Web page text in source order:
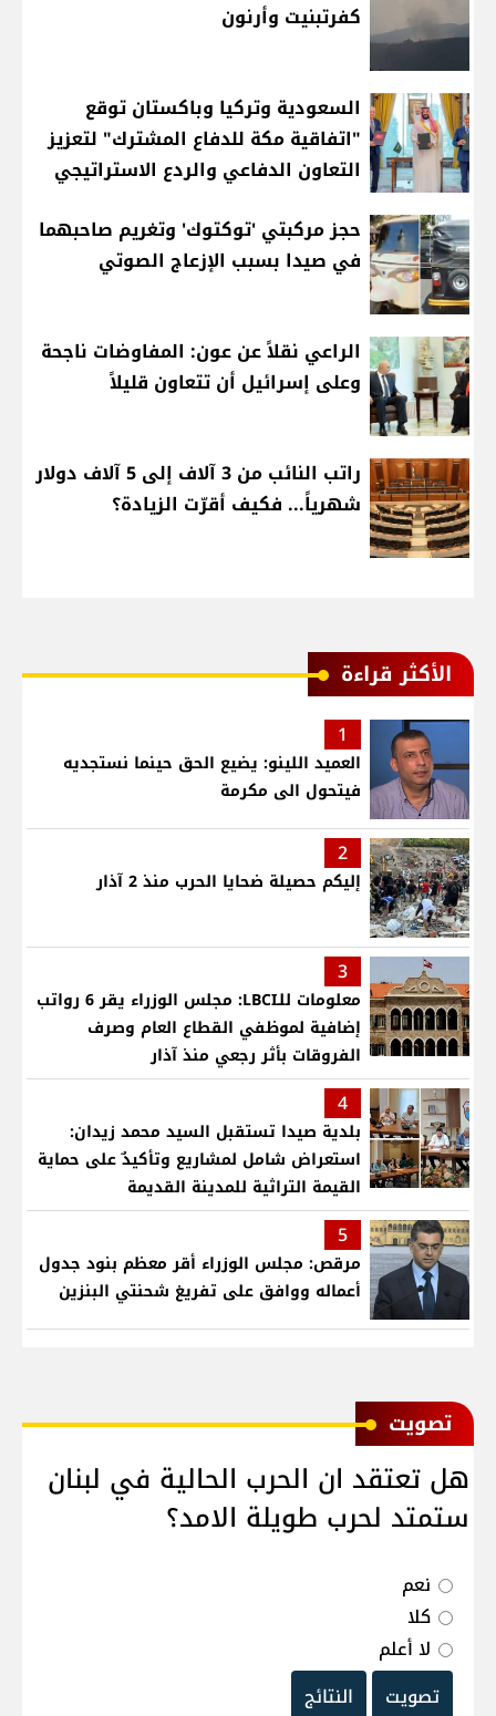
كفرتبنيت وأرنون
السعودية وتركيا وباكستان توقع
"اتفاقية مكة للدفاع المشترك" لتعزيز
التعاون الدفاعي والردع الاستراتيجي
حجز مركبتي 'توكتوك' وتغريم صاحبهما
في صيدا بسبب الإزعاج الصوتي
الراعي نقلاً عن عون: المفاوضات ناجحة
وعلى إسرائيل أن تتعاون قليلاً
راتب النائب من 3 آلاف إلى 5 آلاف دولار
شهرياً... فكيف أقرّت الزيادة؟
الأكثر قراءة
1
العميد اللينو: يضيع الحق حينما نستجديه
فيتحول الى مكرمة
2
إليكم حصيلة ضحايا الحرب منذ 2 آذار
3
معلومات للـLBCI: مجلس الوزراء يقر 6 رواتب
إضافية لموظفي القطاع العام وصرف
الفروقات بأثر رجعي منذ آذار
4
بلدية صيدا تستقبل السيد محمد زيدان:
استعراض شامل لمشاريع وتأكيدٌ على حماية
القيمة التراثية للمدينة القديمة
5
مرقص: مجلس الوزراء أقر معظم بنود جدول
أعماله ووافق على تفريغ شحنتي البنزين
ﺗﺼﻮﻳﺖ
هل تعتقد ان الحرب الحالية في لبنان
ستمتد لحرب طويلة الامد؟
نعم
كلا
لا أعلم
تصويت
النتائج